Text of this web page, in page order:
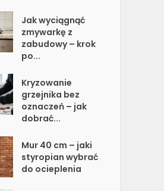
Jak wyciągnąć
zmywarkę z
zabudowy – krok
po...
Kryzowanie
grzejnika bez
oznaczeń – jak
dobrać...
Mur 40 cm – jaki
styropian wybrać
do ocieplenia